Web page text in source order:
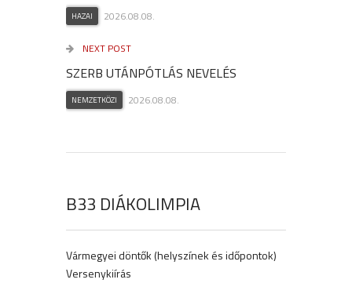
HAZAI 2026.08.08.
NEXT POST
SZERB UTÁNPÓTLÁS NEVELÉS
NEMZETKÖZI 2026.08.08.
B33 DIÁKOLIMPIA
Vármegyei döntők (helyszínek és időpontok)
Versenykiírás